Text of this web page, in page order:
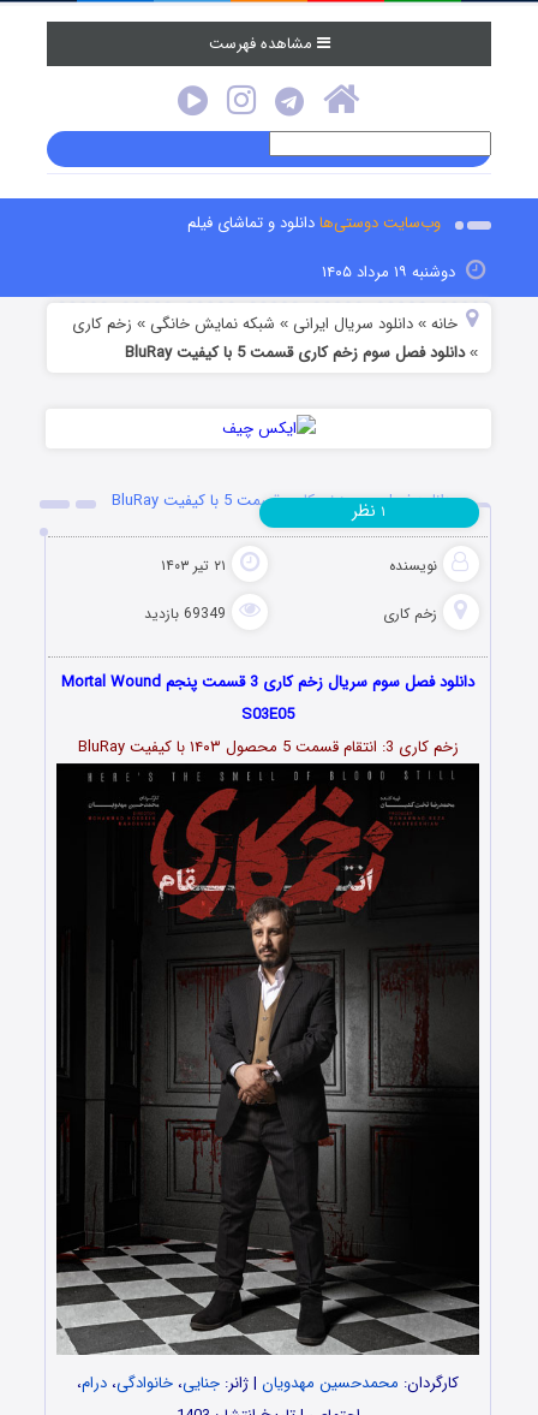
مشاهده فهرست
وب‌سایت دوستی‌هادانلود و تماشای فیلم
دوشنبه ۱۹ مرداد ۱۴۰۵
خانه »دانلود سریال ایرانی » شبکه نمایش خانگی » زخم کاری
»دانلود فصل سوم زخم کاری قسمت 5 با کیفیت BluRay
دانلود فصل سوم زخم کاری قسمت 5 با کیفیت BluRay
نویسنده ۲۱ تیر ۱۴۰۳
زخم کاری 69349 بازدید
۱ نظر
دانلود فصل سوم سریال زخم کاری 3 قسمت پنجم Mortal Wound
S03E05
زخم کاری 3: انتقام قسمت
5 محصول ۱۴۰۳ با کیفیت BluRay
کارگردان: محمدحسین مهدویان | ژانر: جنایی، خانوادگی، درام،